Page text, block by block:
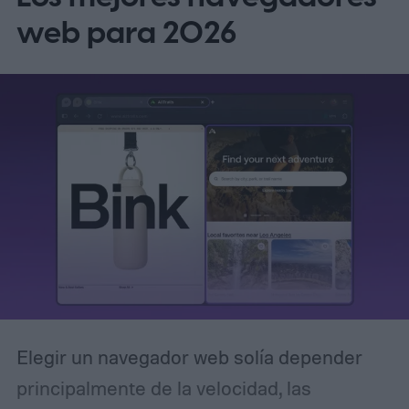
o bird cage prompt— propone una solución
simple: pedirle a ChatGPT que trate cada
a menos que el usuario lo autorice
explícitamente.
web para 2026
Elegir un navegador web solía depender
principalmente de la velocidad, las